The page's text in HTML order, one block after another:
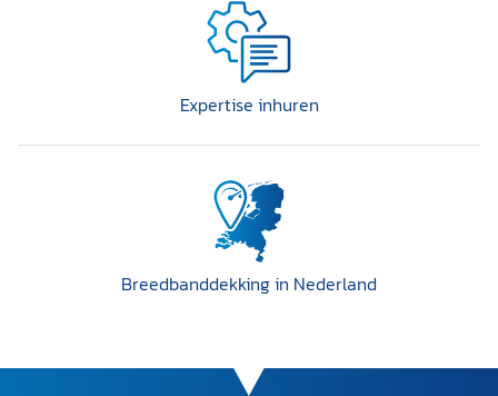
Expertise inhuren
Breedband­dekking in Nederland